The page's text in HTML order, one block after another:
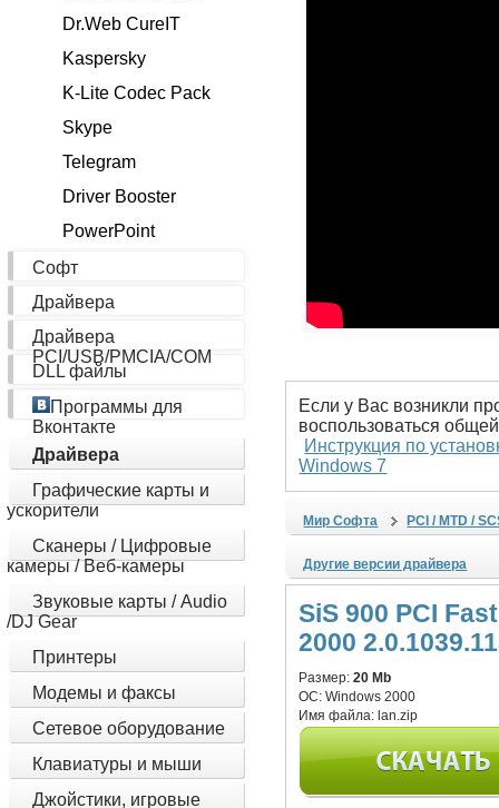
Dr.Web CureIT
Kaspersky
K-Lite Codec Pack
Skype
Telegram
Driver Booster
PowerPoint
Софт
Драйвера
Драйвера
PCI/USB/PMCIA/COM
DLL файлы
Программы для
Вконтакте
Драйвера
Графические карты и
ускорители
Сканеры / Цифровые
камеры / Веб-камеры
Звуковые карты / Audio
/DJ Gear
Принтеры
Модемы и факсы
Сетевое оборудование
Клавиатуры и мыши
Джойстики, игровые
Если у Вас возникли
воспользоваться
Инструкция по
Windows 7
Мир Софта PCI / MTD /
Другие версии драйвера
SiS 900 PCI
2000
Размер:20 Mb
ОС:Windows 2000
Имя файла: lan.zip